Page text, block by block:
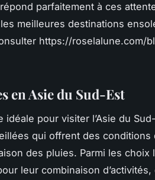
parfaitement à ces
meilleures destinations
https://roselalune.com/
en Asie du Sud-Est
pour visiter l’Asie du
qui offrent des conditions
des pluies. Parmi les choix
leur combinaison d’activités,